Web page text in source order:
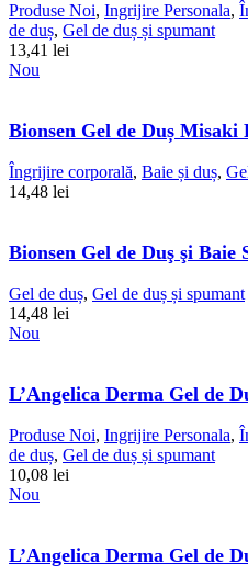
Produse Noi, Ingrijire Personala,
de duș, Gel de duș și spumant
13,41 lei
Nou
Bionsen Gel de Duș Misaki
Îngrijire corporală, Baie și duș,
14,48 lei
Bionsen Gel de Duş şi Baie
Gel de duș, Gel de duș și spumant
14,48 lei
Nou
L’Angelica Derma Gel de
Produse Noi, Ingrijire Personala,
de duș, Gel de duș și spumant
10,08 lei
Nou
L’Angelica Derma Gel de